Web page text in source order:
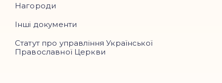
Нагороди
Інші документи
Статут про управління Української
Православної Церкви